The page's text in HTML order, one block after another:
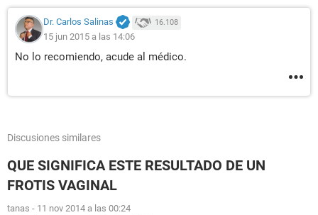
Dr. Carlos Salinas 16.108
15 jun 2015 a las 14:06
No lo recomiendo, acude al médico.
Discusiones similares
QUE SIGNIFICA ESTE RESULTADO DE UN
FROTIS VAGINAL
tanas - 11 nov 2014 a las 00:24